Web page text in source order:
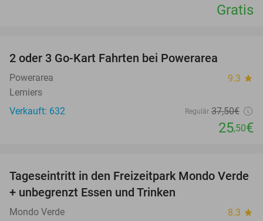
Gratis
2 oder 3 Go-Kart Fahrten bei Powerarea
Powerarea 9.3 star
Lemiers
Verkauft: 632
Regulär 37,50€
25,50€
25%
Tageseintritt in den Freizeitpark Mondo Verde
+ unbegrenzt Essen und Trinken
Mondo Verde 8.3 star